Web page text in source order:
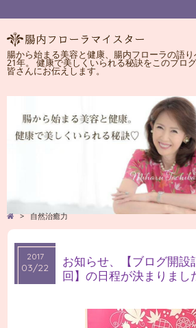
腸から始まる美容と健康、腸内フローラの語
21年。 健康で美しくいられる秘訣をこのブロ
皆さんにお伝えします。
> 自然治癒力
2017
03/22
2017
03/22
お知らせ、【ブログ開設
回】の日程が決まりまし